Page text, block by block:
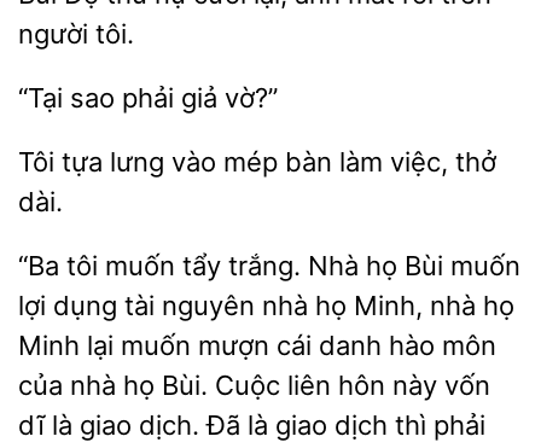
tôi.
sao vờ?”
Tôi tựa lưng bàn
việc, thở
dài.
“Ba tôi muốn tẩy trắng.
họ Bùi muốn
lợi dụng tài nguyên nhà họ Minh, nhà họ
Minh lại muốn mượn cái
hào môn
của nhà họ Bùi. Cuộc liên hôn này vốn
dĩ là giao dịch. Đã là giao dịch thì phải